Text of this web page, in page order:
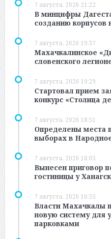
7 августа, 2026 21:22
В минцифры
созданию корпусов
7 августа, 2026 19:37
Махачкалинское
словенского
7 августа, 2026 19:29
Стартовал прием
конкурс «Столица
7 августа, 2026 18:51
Определены места
выборах в
7 августа, 2026 18:05
Вынесен приговор
гостиницы у
7 августа, 2026 16:55
Власти Махачкалы
новую систему для
парковками